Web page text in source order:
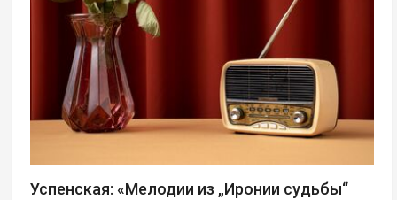
Успенская: «Мелодии из „Иронии судьбы“